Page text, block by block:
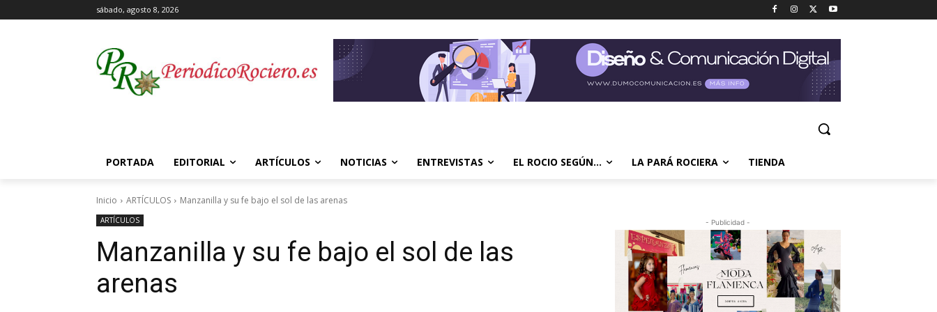
sábado, agosto 8, 2026
PORTADA EDITORIAL ARTÍCULOS NOTICIAS ENTREVISTAS EL ROCIO SEGÚN… LA PARÁ ROCIERA TIENDA
Inicio ARTÍCULOS Manzanilla y su fe bajo el sol de las arenas
ARTÍCULOS
Manzanilla y su fe bajo el sol de las
arenas
- Publicidad -